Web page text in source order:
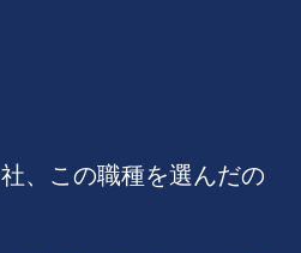
、この職種を選んだの